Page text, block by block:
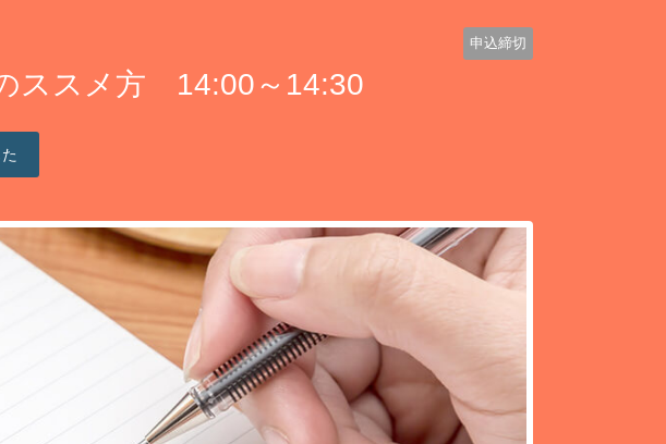
申込締切
ススメ方 14:00～14:30